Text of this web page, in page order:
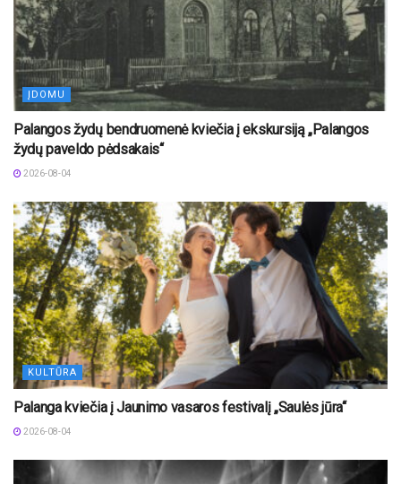
ĮDOMU
Palangos žydų bendruomenė kviečia į ekskursiją „Palangos
žydų paveldo pėdsakais“
2026-08-04
KULTŪRA
Palanga kviečia į Jaunimo vasaros festivalį „Saulės jūra“
2026-08-04